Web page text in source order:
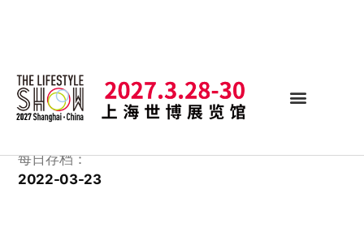
每日存档：
2022-03-23